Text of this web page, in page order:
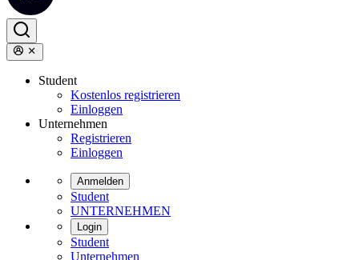
Student
Kostenlos registrieren
Einloggen
Unternehmen
Registrieren
Einloggen
Anmelden
Student
UNTERNEHMEN
Login
Student
Unternehmen